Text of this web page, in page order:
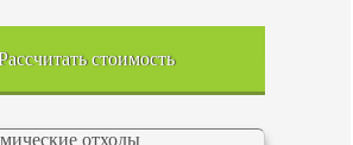
стоимость